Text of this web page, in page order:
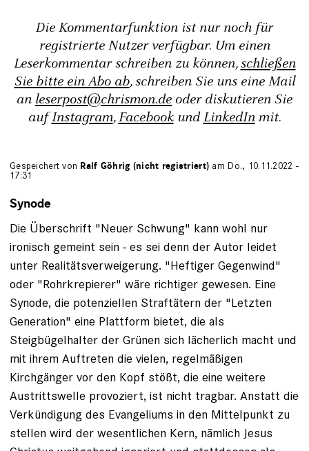
Die Kommentarfunktion ist nur noch für
registrierte Nutzer verfügbar. Um einen
Leserkommentar schreiben zu können,schließen
Sie bitte ein Abo ab, schreiben Sie uns eine Mail
an leserpost@chrismon.de oder diskutieren Sie
aufInstagram,FacebookundLinkedInmit.
Gespeichert von Ralf Göhrig (nicht registriert) am Do., 10.11.2022 -
17:31
Synode
Die Überschrift "Neuer Schwung" kann wohl nur
ironisch gemeint sein - es sei denn der Autor leidet
unter Realitätsverweigerung. "Heftiger Gegenwind"
oder "Rohrkrepierer" wäre richtiger gewesen. Eine
Synode, die potenziellen Straftätern der "Letzten
Generation" eine Plattform bietet, die als
Steigbügelhalter der Grünen sich lächerlich macht und
mit ihrem Auftreten die vielen, regelmäßigen
Kirchgänger vor den Kopf stößt, die eine weitere
Austrittswelle provoziert, ist nicht tragbar. Anstatt die
Verkündigung des Evangeliums in den Mittelpunkt zu
stellen wird der wesentlichen Kern, nämlich Jesus